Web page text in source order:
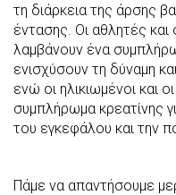
τη διάρκεια της άρσης
έντασης. Οι αθλητές
λαμβάνουν ένα
ενισχύσουν τη δύναμη
ενώ οι ηλικιωμένοι και
συμπλήρωμα κρεατίνης
του εγκεφάλου και την
Πάμε να απαντήσουμε